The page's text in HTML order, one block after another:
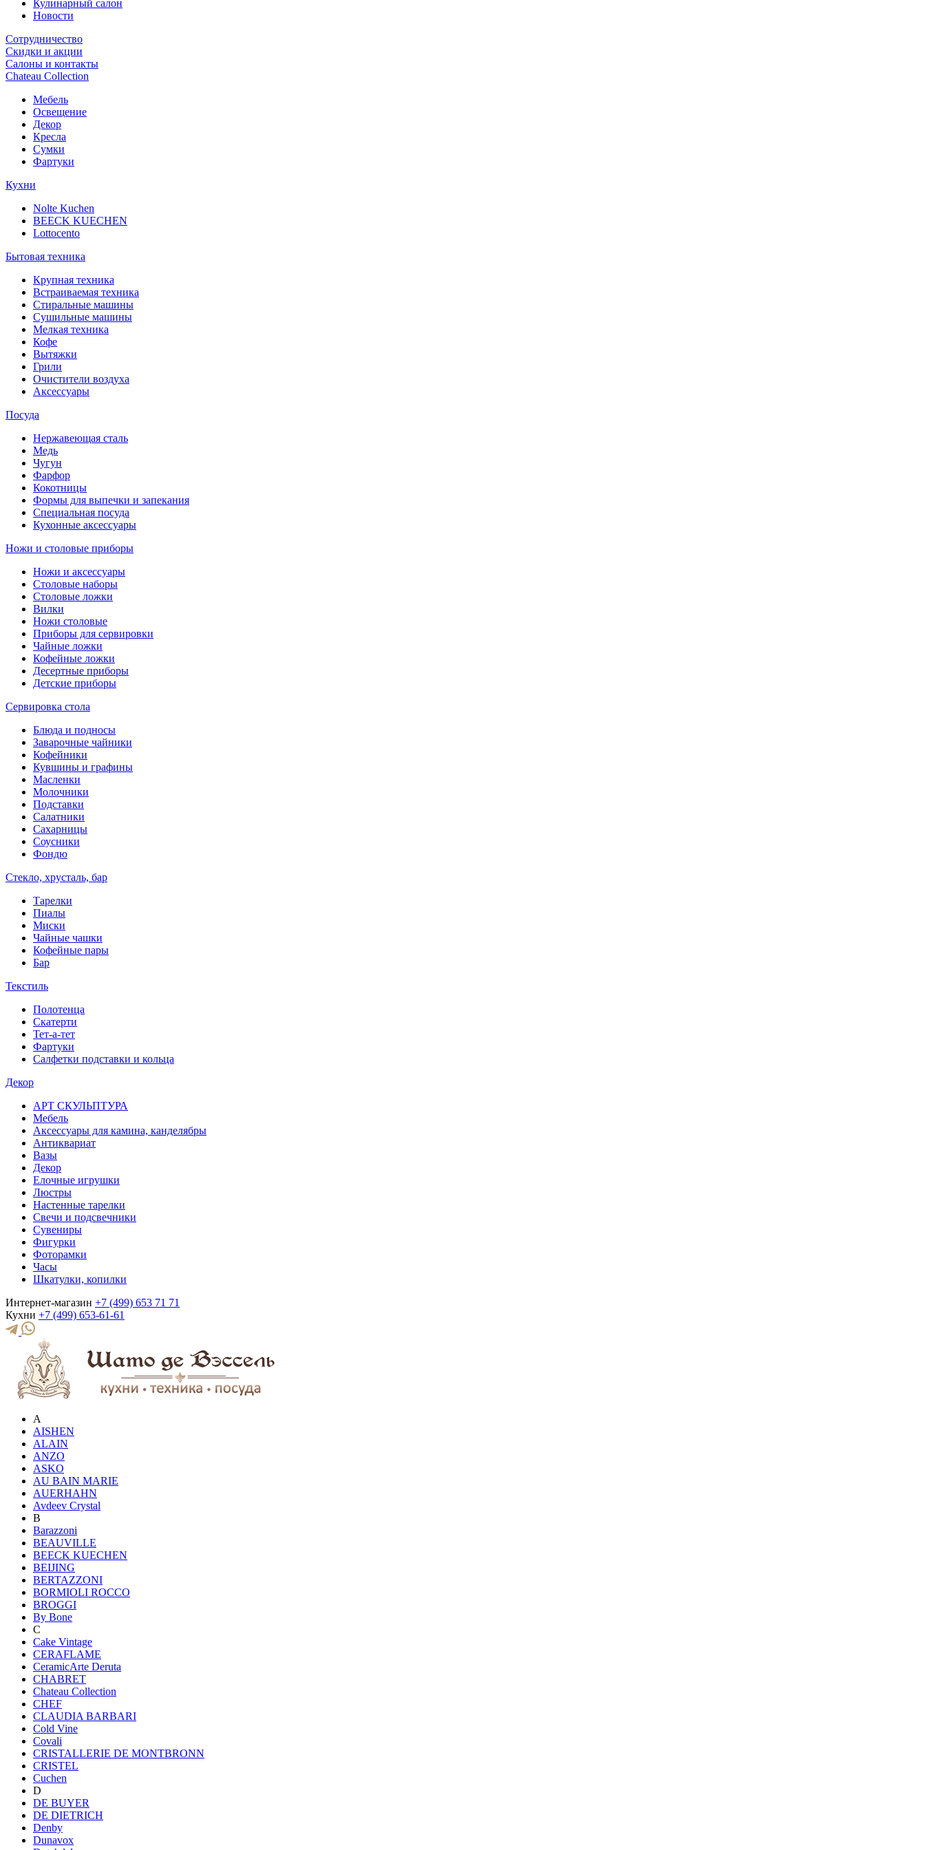
Кулинарный салон
Новости
Сотрудничество
Скидки и акции
Салоны и контакты
Chateau Collection
Мебель
Освещение
Декор
Кресла
Сумки
Фартуки
Кухни
Nolte Kuchen
BEECK KUECHEN
Lottocento
Бытовая техника
Крупная техника
Встраиваемая техника
Стиральные машины
Сушильные машины
Мелкая техника
Кофе
Вытяжки
Грили
Очистители воздуха
Аксессуары
Посуда
Нержавеющая сталь
Медь
Чугун
Фарфор
Кокотницы
Формы для выпечки и запекания
Специальная посуда
Кухонные аксессуары
Ножи и столовые приборы
Ножи и аксессуары
Столовые наборы
Столовые ложки
Вилки
Ножи столовые
Приборы для сервировки
Чайные ложки
Кофейные ложки
Десертные приборы
Детские приборы
Сервировка стола
Блюда и подносы
Заварочные чайники
Кофейники
Кувшины и графины
Масленки
Молочники
Подставки
Салатники
Сахарницы
Соусники
Фондю
Стекло, хрусталь, бар
Тарелки
Пиалы
Миски
Чайные чашки
Кофейные пары
Бар
Текстиль
Полотенца
Скатерти
Тет-а-тет
Фартуки
Салфетки подставки и кольца
Декор
АРТ СКУЛЬПТУРА
Мебель
Аксессуары для камина, канделябры
Антиквариат
Вазы
Декор
Елочные игрушки
Люстры
Настенные тарелки
Свечи и подсвечники
Сувениры
Фигурки
Фоторамки
Часы
Шкатулки, копилки
Интернет-магазин +7 (499) 653 71 71
Кухни +7 (499) 653-61-61
A
AISHEN
ALAIN
ANZO
ASKO
AU BAIN MARIE
AUERHAHN
Avdeev Crystal
B
Barazzoni
BEAUVILLE
BEECK KUECHEN
BEIJING
BERTAZZONI
BORMIOLI ROCCO
BROGGI
By Bone
C
Cake Vintage
CERAFLAME
CeramicArte Deruta
CHABRET
Chateau Collection
CHEF
CLAUDIA BARBARI
Cold Vine
Covali
CRISTALLERIE DE MONTBRONN
CRISTEL
Cuchen
D
DE BUYER
DE DIETRICH
Denby
Dunavox